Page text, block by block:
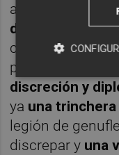
a competir, a
de Benichembla
caer en la
pensábamos
discreción y
ya una
legión de
discrepar y una